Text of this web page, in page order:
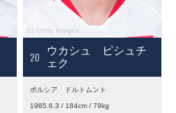
20
ウカシュ ピシュチ
ェク
ボルシア ドルトムント
1985.6.3 / 184cm / 79kg